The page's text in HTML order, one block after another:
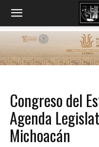
Congreso del
Agenda
Michoacán